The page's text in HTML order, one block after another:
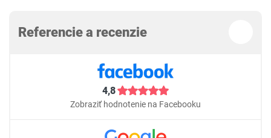
Referencie a recenzie
4,8
Zobraziť hodnotenie na Facebooku